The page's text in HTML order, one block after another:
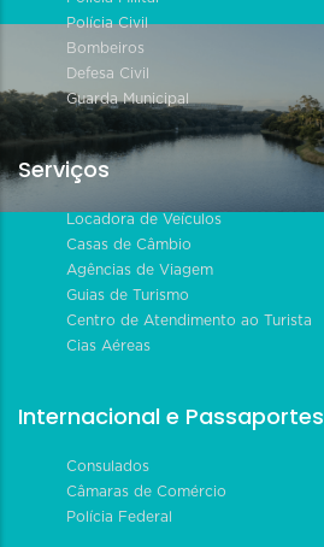
Polícia Civil
Bombeiros
Defesa Civil
Guarda Municipal
Serviços
Locadora de Veículos
Casas de Câmbio
Agências de Viagem
Guias de Turismo
Centro de Atendimento ao Turista
Cias Aéreas
Internacional e Passaportes
Consulados
Câmaras de Comércio
Polícia Federal